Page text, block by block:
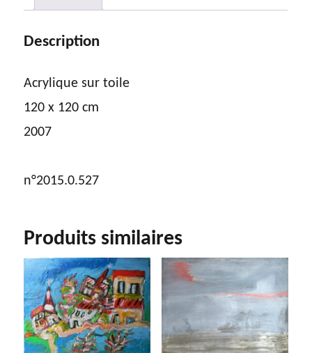
Description
Acrylique sur toile
120 x 120 cm
2007
n°2015.0.527
Produits similaires